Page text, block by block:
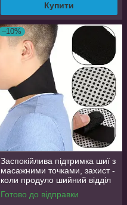
Купити
–10%
Заспокійлива підтримка шиї з
масажними точками, захист -
коли продуло шийний відділ
хребта
Готово до відправки